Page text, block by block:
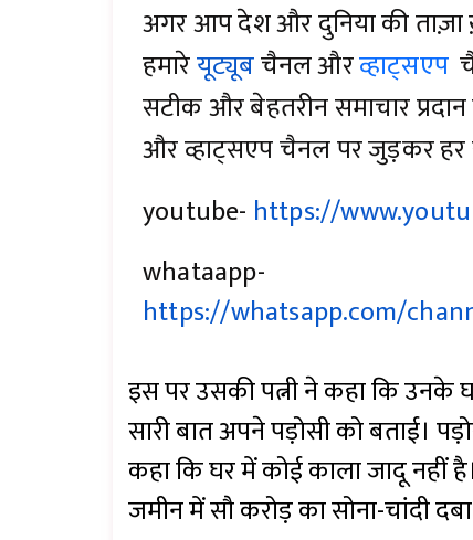
अगर आप देश और दुनिया की ताज़ा
हमारेयूट्यूबचैनल औरव्हाट्सएप
सटीक और बेहतरीन समाचार
और व्हाट्सएप चैनल पर जुड़कर
youtube- https://
whataapp-
https://whatsapp.com/
इस पर उसकी पत्नी ने कहा कि उनके
सारी बात अपने पड़ोसी को बताई।
कहा कि घर में कोई काला जादू
जमीन में सौ करोड़ का सोना-चांदी